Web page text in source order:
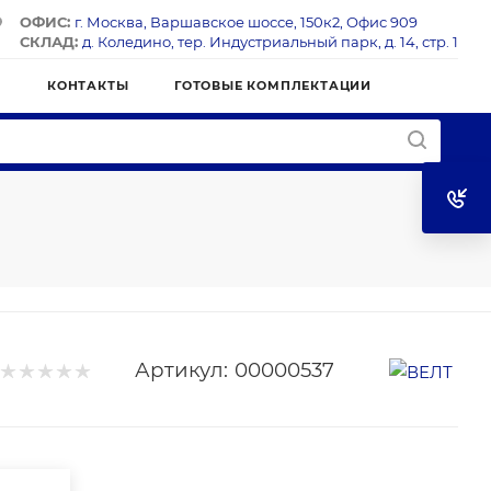
ОФИС: г. Москва, Варшавское шоссе, 150к2, Офис 909
СКЛАД: д. Коледино, тер. Индустриальный парк, д. 14, стр. 1
КОНТАКТЫ ГОТОВЫЕ КОМПЛЕКТАЦИИ
Артикул: 00000537